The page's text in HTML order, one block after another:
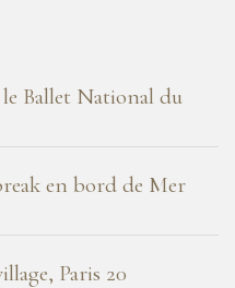
Ballet National du
en bord de Mer
Paris 20